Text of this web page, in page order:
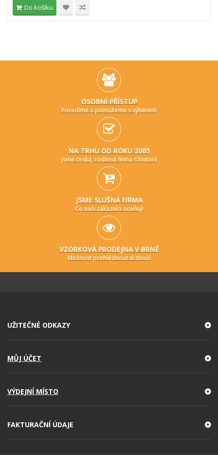
Do košíku
OSOBNÍ PŘÍSTUP
Poradíme a pomůžeme s výběrem
NA TRHU OD ROKU 2005
Jsme česká, rodinná firma s historií
JSME SLUŠNÁ FIRMA
Co naši zákazníci oceňují
VZORKOVÁ PRODEJNA V BRNĚ
Možnost prohlédnout si zboží
UŽITEČNÉ ODKAZY
MŮJ ÚČET
VÝDEJNÍ MÍSTO
FAKTURAČNÍ ÚDAJE